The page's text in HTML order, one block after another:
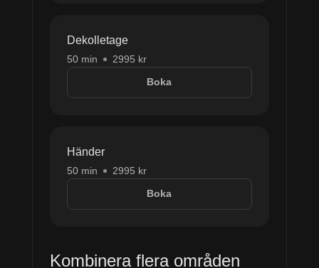
Dekolletage
50 min 2995 kr
Boka
Händer
50 min 2995 kr
Boka
Kombinera flera områden